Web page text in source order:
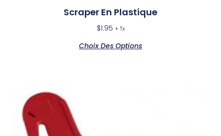
Scraper En Plastique
$1.95 + Tx
Choix Des Options